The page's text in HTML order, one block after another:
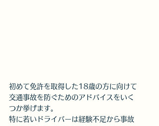
初めて免許を取得した18歳の方に向けて
交通事故を防ぐためのアドバイスをいく
つか挙げます。
特に若いドライバーは経験不足から事故